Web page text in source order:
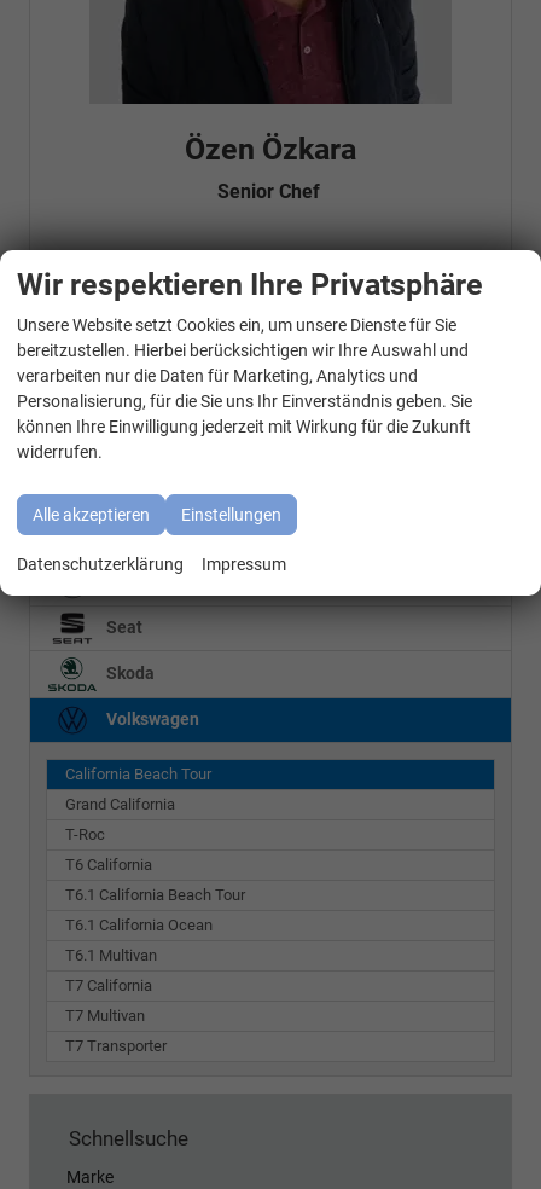
Özen Özkara
Senior Chef
Telefonnummer: 07181 - 47695 15
info@autohausrems.de
Fahrzeugnr.
Geparkte Fahrzeuge (0)
BMW
Cupra
Seat
Skoda
Volkswagen
California Beach Tour
Grand California
T-Roc
T6 California
T6.1 California Beach Tour
T6.1 California Ocean
T6.1 Multivan
T7 California
T7 Multivan
T7 Transporter
Schnellsuche
Marke
Wir respektieren Ihre Privatsphäre
Unsere Website setzt Cookies ein, um unsere Dienste für Sie
bereitzustellen. Hierbei berücksichtigen wir Ihre Auswahl und
verarbeiten nur die Daten für Marketing, Analytics und
Personalisierung, für die Sie uns Ihr Einverständnis geben. Sie
können Ihre Einwilligung jederzeit mit Wirkung für die Zukunft
widerrufen.
Alle akzeptieren Einstellungen
Datenschutzerklärung Impressum